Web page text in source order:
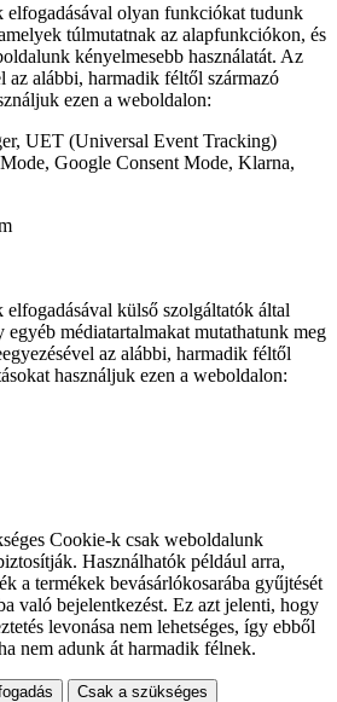
elfogadásával olyan funkciókat tudunk
túlmutatnak az alapfunkciókon, és
kényelmesebb használatát. Az
az alábbi, harmadik féltől származó
ezen a weboldalon:
UET (Universal Event Tracking)
Google Consent Mode, Klarna,
elfogadásával külső szolgáltatók által
médiatartalmakat mutathatunk meg
az alábbi, harmadik féltől
használjuk ezen a weboldalon:
Cookie-k csak weboldalunk
Használhatók például arra,
a termékek bevásárlókosarába gyűjtését
való bejelentkezést. Ez azt jelenti, hogy
levonása nem lehetséges, így ebből
nem adunk át harmadik félnek.
Csak a szükséges